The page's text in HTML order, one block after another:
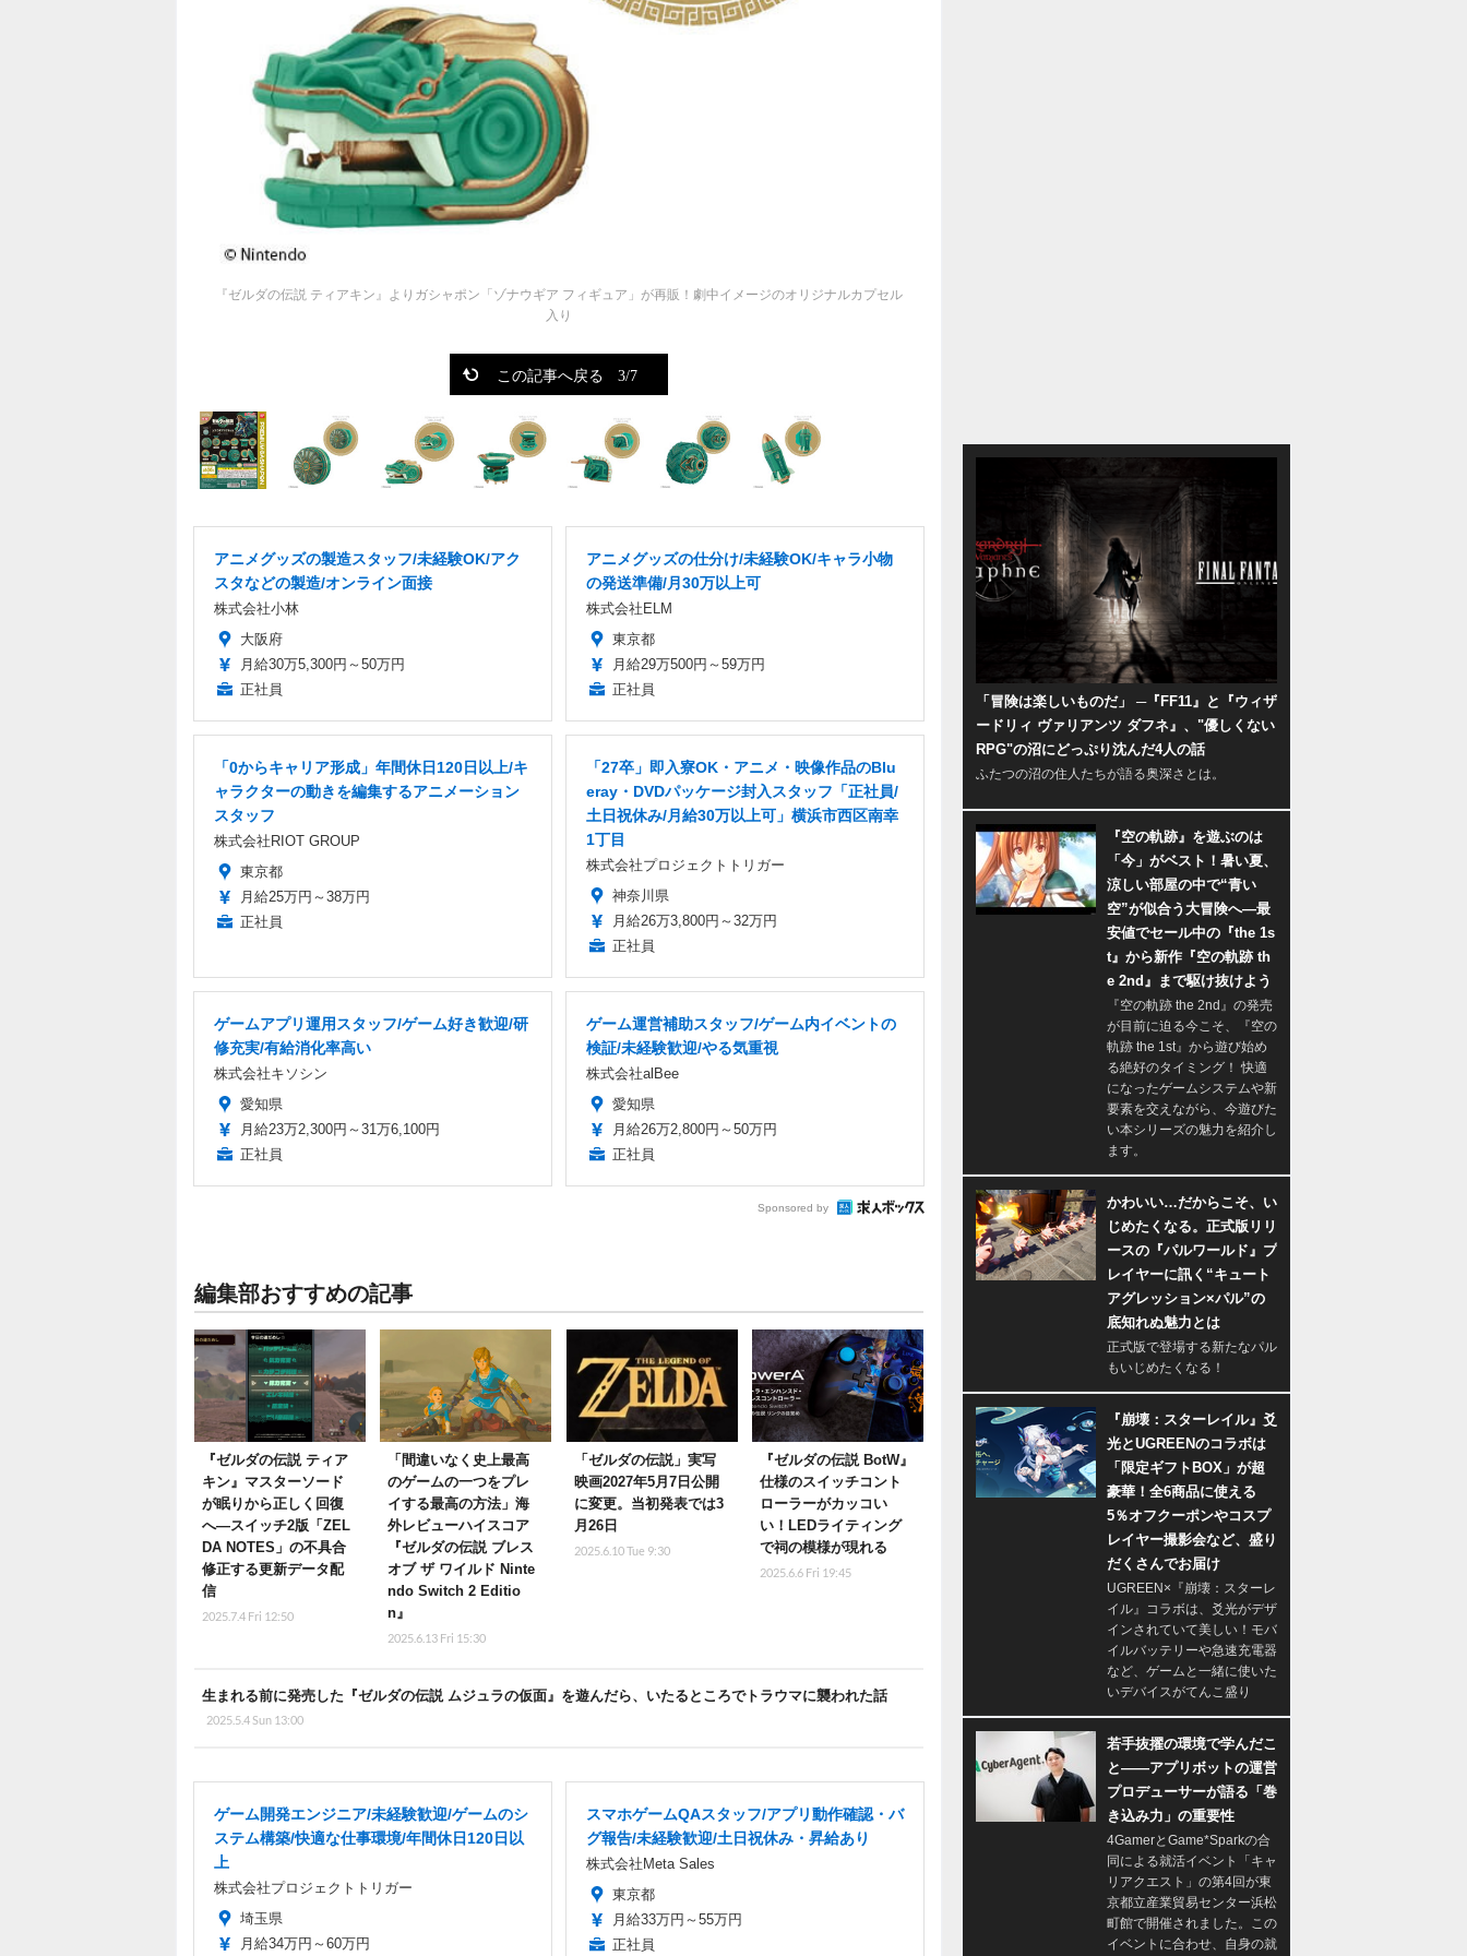
『ゼルダの伝説 ティアキン』よりガシャポン「ゾナウギア フィギュア」が再販！劇中イメージのオリジナルカプセル
入り
この記事へ戻る 3/7
アニメグッズの製造スタッフ/未経験OK/アク
スタなどの製造/オンライン面接
株式会社小林
大阪府
月給30万5,300円～50万円
正社員
アニメグッズの仕分け/未経験OK/キャラ小物
の発送準備/月30万以上可
株式会社ELM
東京都
月給29万500円～59万円
正社員
「0からキャリア形成」年間休日120日以上/キ
ャラクターの動きを編集するアニメーション
スタッフ
株式会社RIOT GROUP
東京都
月給25万円～38万円
正社員
「27卒」即入寮OK・アニメ・映像作品のBlu
eray・DVDパッケージ封入スタッフ「正社員/
土日祝休み/月給30万以上可」横浜市西区南幸
1丁目
株式会社プロジェクトトリガー
神奈川県
月給26万3,800円～32万円
正社員
ゲームアプリ運用スタッフ/ゲーム好き歓迎/研
修充実/有給消化率高い
株式会社キソシン
愛知県
月給23万2,300円～31万6,100円
正社員
ゲーム運営補助スタッフ/ゲーム内イベントの
検証/未経験歓迎/やる気重視
株式会社alBee
愛知県
月給26万2,800円～50万円
正社員
Sponsored by
編集部おすすめの記事
『ゼルダの伝説 ティア
キン』マスターソード
が眠りから正しく回復
へ―スイッチ2版「ZEL
DA NOTES」の不具合
修正する更新データ配
信
2025.7.4 Fri 12:50
「間違いなく史上最高
のゲームの一つをプレ
イする最高の方法」海
外レビューハイスコア
『ゼルダの伝説 ブレス
オブ ザ ワイルド Ninte
ndo Switch 2 Editio
n』
2025.6.13 Fri 15:30
「ゼルダの伝説」実写
映画2027年5月7日公開
に変更。当初発表では3
月26日
2025.6.10 Tue 9:30
『ゼルダの伝説 BotW』
仕様のスイッチコント
ローラーがカッコい
い！LEDライティング
で祠の模様が現れる
2025.6.6 Fri 19:45
生まれる前に発売した『ゼルダの伝説 ムジュラの仮面』を遊んだら、いたるところでトラウマに襲われた話
2025.5.4 Sun 13:00
ゲーム開発エンジニア/未経験歓迎/ゲームのシ
ステム構築/快適な仕事環境/年間休日120日以
上
株式会社プロジェクトトリガー
埼玉県
月給34万円～60万円
スマホゲームQAスタッフ/アプリ動作確認・バ
グ報告/未経験歓迎/土日祝休み・昇給あり
株式会社Meta Sales
東京都
月給33万円～55万円
正社員
「冒険は楽しいものだ」 ─『FF11』と『ウィザ
ードリィ ヴァリアンツ ダフネ』、"優しくない
RPG"の沼にどっぷり沈んだ4人の話
ふたつの沼の住人たちが語る奥深さとは。
『空の軌跡』を遊ぶのは
「今」がベスト！暑い夏、
涼しい部屋の中で“青い
空”が似合う大冒険へ―最
安値でセール中の『the 1s
t』から新作『空の軌跡 th
e 2nd』まで駆け抜けよう
『空の軌跡 the 2nd』の発売
が目前に迫る今こそ、『空の
軌跡 the 1st』から遊び始め
る絶好のタイミング！ 快適
になったゲームシステムや新
要素を交えながら、今遊びた
い本シリーズの魅力を紹介し
ます。
かわいい…だからこそ、い
じめたくなる。正式版リリ
ースの『パルワールド』プ
レイヤーに訊く“キュート
アグレッション×パル”の
底知れぬ魅力とは
正式版で登場する新たなパル
もいじめたくなる！
『崩壊：スターレイル』爻
光とUGREENのコラボは
「限定ギフトBOX」が超
豪華！全6商品に使える
5％オフクーポンやコスプ
レイヤー撮影会など、盛り
だくさんでお届け
UGREEN×『崩壊：スターレ
イル』コラボは、爻光がデザ
インされていて美しい！モバ
イルバッテリーや急速充電器
など、ゲームと一緒に使いた
いデバイスがてんこ盛り
若手抜擢の環境で学んだこ
と――アプリボットの運営
プロデューサーが語る「巻
き込み力」の重要性
4GamerとGame*Sparkの合
同による就活イベント「キャ
リアクエスト」の第4回が東
京都立産業貿易センター浜松
町館で開催されました。この
イベントに合わせ、自身の就